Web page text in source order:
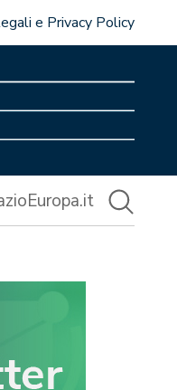
e Privacy Policy